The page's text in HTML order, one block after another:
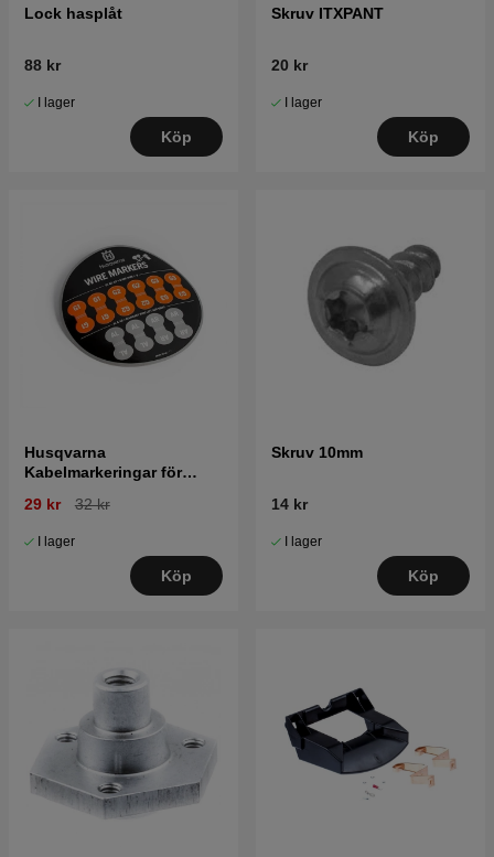
Lock hasplåt
88 kr
I lager
Köp
Skruv ITXPANT
20 kr
I lager
Köp
Husqvarna
Kabelmarkeringar för
29 kr 32 kr
I lager
Köp
Skruv 10mm
14 kr
I lager
Köp